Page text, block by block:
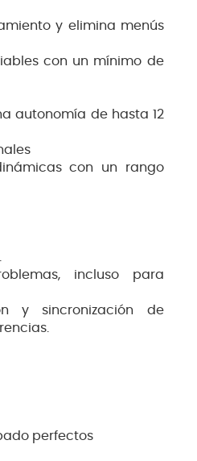
y elimina menús
con un mínimo de
autonomía de hasta 12
con un rango
incluso para
y sincronización de
perfectos